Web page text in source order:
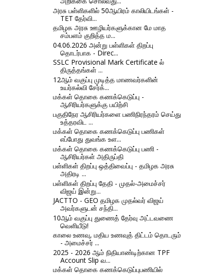
அரசு பள்ளிகளில் 50ஆயிரம் காலியிடங்கள் -
TET தேர்வி...
தமிழக அரசு ஊழியர்களுக்கான மே மாத
சம்பளம் குறித்த ம...
04.06.2026 அன்று பள்ளிகள் திறப்பு
தொடர்பாக - Direc...
SSLC Provisional Mark Certificate ல்
திருத்தங்கள் ...
12ஆம் வகுப்பு முடித்த மாணவர்களின்
உயர்கல்வி சேர்க்...
மக்கள் தொகை கணக்கெடுப்பு -
ஆசிரியர்களுக்கு பயிற்சி
பகுதிநேர ஆசிரியர்களை பணிநிரந்தரம் செய்து
உத்தரவிட ...
மக்கள் தொகை கணக்கெடுப்பு பணிகள்
எப்போது துவங்க உள...
மக்கள் தொகை கணக்கெடுப்பு பணி -
ஆசிரியர்கள் அதிருப்தி
பள்ளிகள் திறப்பு ஒத்திவைப்பு - தமிழக அரசு
அதிரடி ...
பள்ளிகள் திறப்பு தேதி - முதல்-அமைச்சர்
விஜய் இன்று...
JACTTO - GEO தமிழக முதல்வர் விஜய்
அவர்களுடன் சந்தி...
10ஆம் வகுப்பு துணைத் தேர்வு அட்டவணை
வெளியீடு!
காலை உணவு, மதிய உணவுத் திட்டம் தொடரும்
- அமைச்சர் ...
2025 - 2026 ஆம் நிதியாண்டிற்கான TPF
Account Slip வ...
மக்கள் தொகை கணக்கெடுப்புபணியில்